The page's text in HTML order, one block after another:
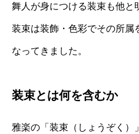
舞人が身につける装束も他と
装束は装飾・色彩でその所属
なってきました。
装束とは何を含むか
雅楽の「装束（しょうぞく）